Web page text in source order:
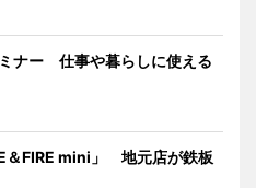
ナー 仕事や暮らしに使える
＆FIRE mini」 地元店が鉄板